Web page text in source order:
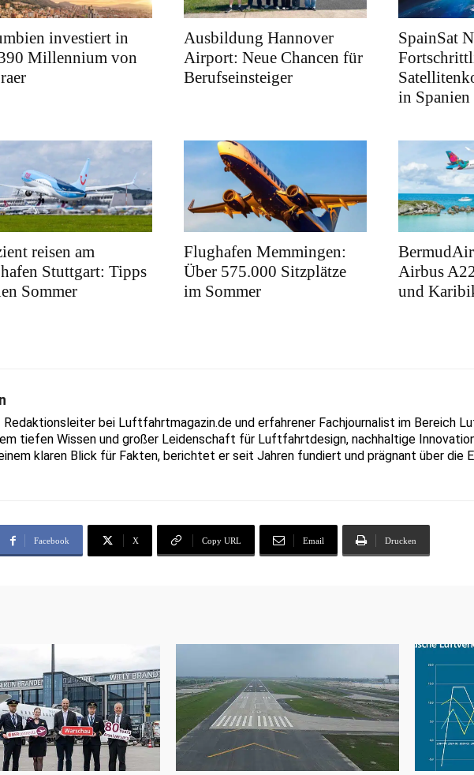
investiert in
Millennium von
Ausbildung Hannover
Airport: Neue Chancen für
Berufseinsteiger
SpainSat
in Spanien
reisen am
Stuttgart: Tipps
Sommer
Flughafen Memmingen:
Über 575.000 Sitzplätze
im Sommer
Airbus
und
Redaktionsleiter bei Luftfahrtmagazin.de und erfahrener Fachjournalist im Bereich
tiefen Wissen und großer Leidenschaft für Luftfahrtdesign, nachhaltige
klaren Blick für Fakten, berichtet er seit Jahren fundiert und prägnant über die
Facebook X Copy URL Email Drucken